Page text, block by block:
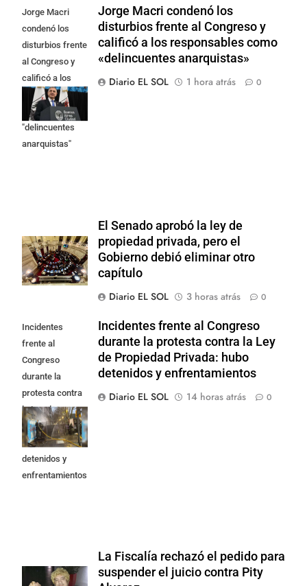
Jorge Macri
condenó los
disturbios frente
al Congreso y
calificó a los
responsables
como
"delincuentes
anarquistas"
Jorge Macri condenó los
disturbios frente al Congreso y
calificó a los responsables como
«delincuentes anarquistas»
Diario EL SOL
1 hora atrás 0
El Senado aprobó la ley de
propiedad privada, pero el
Gobierno debió eliminar otro
capítulo
Diario EL SOL
3 horas atrás 0
Incidentes
frente al
Congreso
durante la
protesta contra
la Ley de
Propiedad
Privada: hubo
detenidos y
enfrentamientos
Incidentes frente al Congreso
durante la protesta contra la Ley
de Propiedad Privada: hubo
detenidos y enfrentamientos
Diario EL SOL
14 horas atrás 0
La Fiscalía rechazó el pedido para
suspender el juicio contra Pity